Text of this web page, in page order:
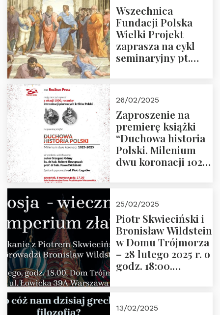
Wszechnica
Fundacji Polska
Wielki Projekt
zaprasza na cykl
seminaryjny pt.
26/02/2025
Zaproszenie na
premierę książki
“Duchowa historia
Polski. Milenium
dwu koronacji 1025-
2025 r. godz. 17:30,
DAW ul. Miodowa
17/19
25/02/2025
Piotr Skwieciński i
Bronisław Wildstein
w Domu Trójmorza
– 28 lutego 2025 r. o
godz. 18:00.
13/02/2025